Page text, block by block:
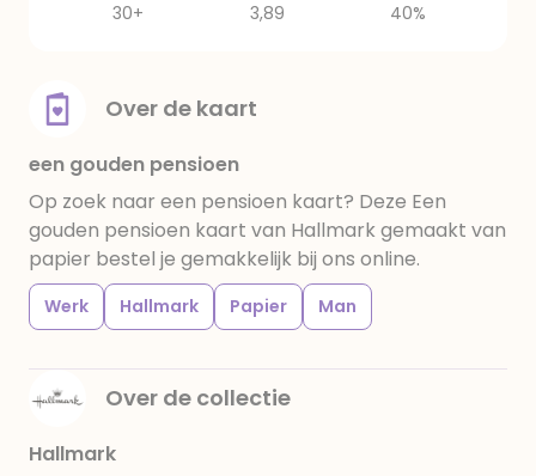
30+
3,89 40%
Over de kaart
een gouden pensioen
Op zoek naar een pensioen kaart? Deze Een
gouden pensioen kaart van Hallmark gemaakt van
papier bestel je gemakkelijk bij ons online.
Werk Hallmark Papier Man
Over de collectie
Hallmark